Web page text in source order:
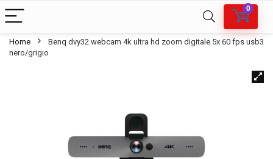
0
Home
Benq dvy32 webcam 4k ultra hd zoom digitale 5x 60 fps usb3
nero/grigio